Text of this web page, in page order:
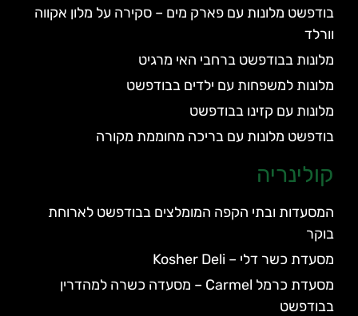
בודפשט מלונות עם פארק מים – סקירה על מלון אקווה
וורלד
מלונות בבודפשט ברחבי האי מרגיט
מלונות למשפחות עם ילדים בבודפשט
מלונות עם קזינו בבודפשט
בודפשט מלונות עם בריכה מחוממת מקורה
קולינריה
המסעדות ובתי הקפה המומלצים בבודפשט לארוחת
בוקר
מסעדת כשר דלי – Kosher Deli
מסעדת כרמל Carmel – מסעדה כשרה למהדרין
בבודפשט